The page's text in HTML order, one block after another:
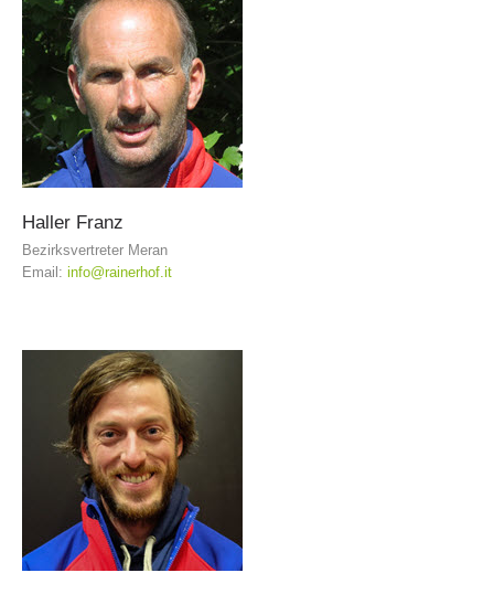
Direction
Haller Franz
Bezirksvertreter Meran
Email: info@rainerhof.it